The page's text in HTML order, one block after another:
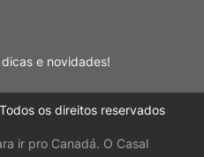
e novidades!
os direitos reservados
ir pro Canadá. O Casal